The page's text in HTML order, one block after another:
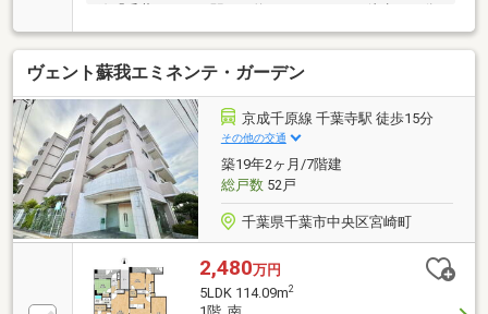
線「千葉みなと」駅まで約１，０６０ｍ 徒歩１４分
京成千葉線「西登戸」駅まで約４８０ｍ 徒歩６分◆
お部屋の特徴◆・南東向きバルコニー・１５階建ての
１４階部分のため眺望良好・ディスポーザー付き◆マ
ンションの特徴◆・宅配ボックス設置・モニター付き
インターホン＆オートロック
ヴェント蘇我エミネンテ・ガーデン
京成千原線 千葉寺駅 徒歩15分
その他の交通
築19年2ヶ月/7階建
総戸数52戸
千葉県千葉市中央区宮崎町
2,480万円
5LDK 114.09m2